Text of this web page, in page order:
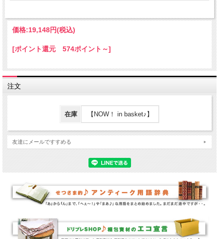
価格:19,148円(税込)
[ポイント還元 574ポイント～]
注文
在庫 【NOW！ in basket♪】
友達にメールですすめる